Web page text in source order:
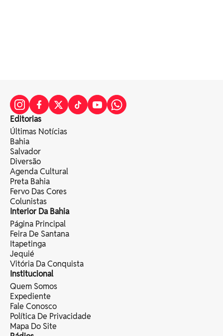
Editorias
Últimas Notícias
Bahia
Salvador
Diversão
Agenda Cultural
Preta Bahia
Fervo Das Cores
Colunistas
Interior Da Bahia
Página Principal
Feira De Santana
Itapetinga
Jequié
Vitória Da Conquista
Institucional
Quem Somos
Expediente
Fale Conosco
Política De Privacidade
Mapa Do Site